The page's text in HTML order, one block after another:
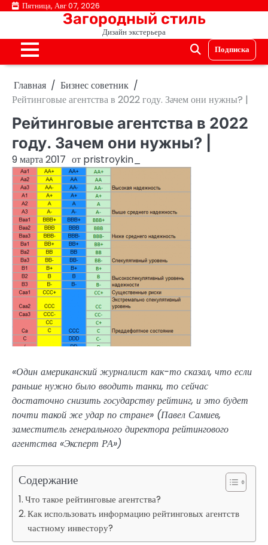
ПерейтиПятница, Авг 07, 2026
Загородный стиль
Дизайн экстерьера
Подписка
Главная
Бизнес советник
Рейтинговые агентства в 2022 году. Зачем они нужны? |
Рейтинговые агентства в 2022
году. Зачем они нужны? |
9 марта 2017 от pristroykin_
«Один американский журналист как-то сказал, что если
раньше нужно было вводить танки, то сейчас
достаточно снизить государству рейтинг, и это будет
почти такой же удар по стране» (Павел Самиев,
заместитель генерального директора рейтингового
агентства «Эксперт РА»)
Содержание
Что такое рейтинговые агентства?
Как использовать информацию рейтинговых агентств
частному инвестору?